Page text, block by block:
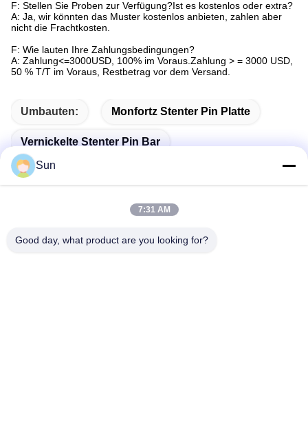
F: Stellen Sie Proben zur Verfügung?Ist es kostenlos oder extra?
A: Ja, wir könnten das Muster kostenlos anbieten, zahlen aber
nicht die Frachtkosten.
F: Wie lauten Ihre Zahlungsbedingungen?
A: Zahlung<=3000USD, 100% im Voraus.Zahlung > = 3000 USD,
50 % T/T im Voraus, Restbetrag vor dem Versand.
Umbauten: Monfortz Stenter Pin Platte
Vernickelte Stenter Pin Bar
Edelstahl Stenter Pin Bar
Sun
7:31 AM
Good day, what product are you looking for?